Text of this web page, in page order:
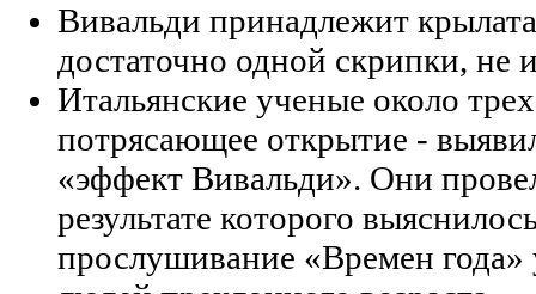
Вивальди принадлежит
достаточно одной скрипки, не
Итальянские ученые около
потрясающее открытие -
«эффект Вивальди». Они
результате которого
прослушивание «Времен года»